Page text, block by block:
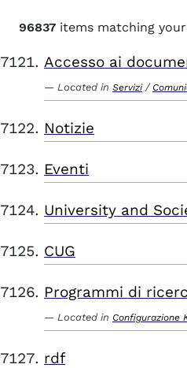
96837 items matching
Accesso ai
Located in Servizi /
Notizie
Eventi
University and
CUG
Programmi di
Located in Configurazione
rdf